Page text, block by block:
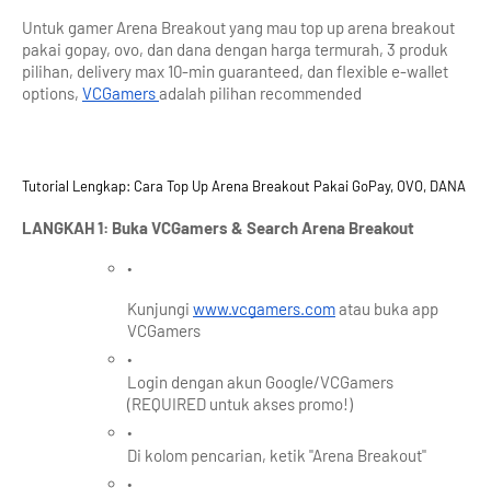
Untuk gamer Arena Breakout yang mau top up arena breakout
pakai gopay, ovo, dan dana dengan harga termurah, 3 produk
pilihan, delivery max 10-min guaranteed, dan flexible e-wallet
options, VCGamers adalah pilihan recommended
Tutorial Lengkap: Cara Top Up Arena Breakout Pakai GoPay, OVO, DANA
LANGKAH 1: Buka VCGamers & Search Arena Breakout
Kunjungi www.vcgamers.com atau buka app
VCGamers
Login dengan akun Google/VCGamers
(REQUIRED untuk akses promo!)
Di kolom pencarian, ketik "Arena Breakout"